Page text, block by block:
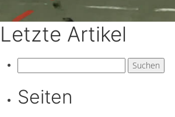
Letzte Artikel
nach:
Seiten